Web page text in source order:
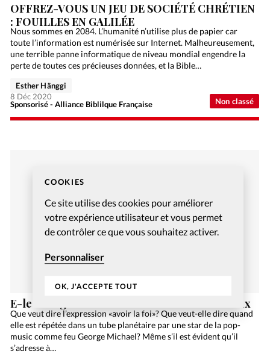
COOKIES
Ce site utilise des cookies pour améliorer
votre expérience utilisateur et vous permet
de contrôler ce que vous souhaitez activer.
Personnaliser
OK, J'ACCEPTE TOUT
Non classé
OFFREZ-VOUS UN JEU DE SOCIÉTÉ CHRÉTIEN
: FOUILLES EN GALILÉE
Nous sommes en 2084. L’humanité n’utilise plus de papier car
toute l’information est numérisée sur Internet. Malheureusement,
une terrible panne informatique de niveau mondial engendre la
perte de toutes ces précieuses données, et la Bible…
Sponsorisé - Alliance Biblilque Française
Esther Hänggi
8 Déc 2020
E-learning et cours à distance: un état des lieux
Que veut dire l’expression «avoir la foi»? Que veut-elle dire quand
elle est répétée dans un tube planétaire par une star de la pop-
music comme feu George Michael? Même s’il est évident qu’il
s’adresse à…